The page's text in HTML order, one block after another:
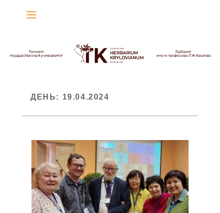
ДЕНЬ: 19.04.2024